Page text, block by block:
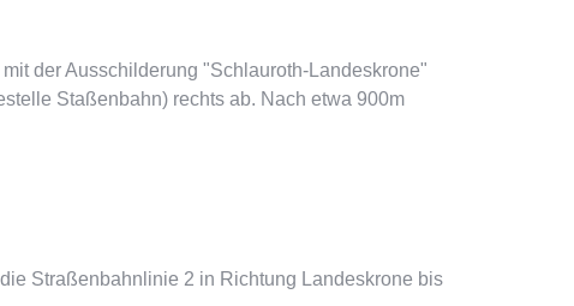
der Ausschilderung "Schlauroth-Landeskrone"
Staßenbahn) rechts ab. Nach etwa 900m
Straßenbahnlinie 2 in Richtung Landeskrone bis